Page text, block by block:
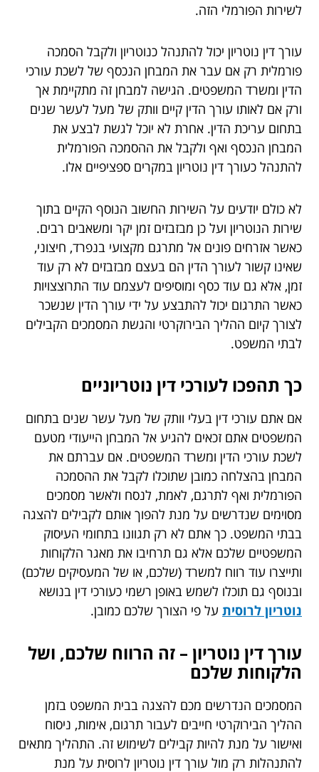
לשירות הפורמלי הזה.
עורך דין נוטריון יכול להתנהל כנוטריון ולקבל הסמכה
פורמלית רק אם עבר את המבחן הנכסף של לשכת עורכי
הדין ומשרד המשפטים. הגישה למבחן זה מתקיימת אך
ורק אם לאותו עורך הדין קיים וותק של מעל לעשר שנים
בתחום עריכת הדין. אחרת לא יוכל לגשת לבצע את
המבחן הנכסף ואף ולקבל את ההסמכה הפורמלית
להתנהל כעורך דין נוטריון במקרים ספציפיים אלו.
לא כולם יודעים על השירות החשוב הנוסף הקיים בתוך
שירות הנוטריון ועל כן מבזבזים זמן יקר ומשאבים רבים.
כאשר אזרחים פונים אל מתרגם מקצועי בנפרד, חיצוני,
שאינו קשור לעורך הדין הם בעצם מבזבזים לא רק עוד
זמן, אלא גם עוד כסף ומוסיפים לעצמם עוד התרוצצויות
כאשר התרגום יכול להתבצע על ידי עורך הדין שנשכר
לצורך קיום ההליך הבירוקרטי והגשת המסמכים הקבילים
לבתי המשפט.
כך תהפכו לעורכי דין נוטריוניים
אם אתם עורכי דין בעלי וותק של מעל עשר שנים בתחום
המשפטים אתם זכאים להגיע אל המבחן הייעודי מטעם
לשכת עורכי הדין ומשרד המשפטים. אם עברתם את
המבחן בהצלחה כמובן שתוכלו לקבל את ההסמכה
הפורמלית ואף לתרגם, לאמת, לנסח ולאשר מסמכים
מסוימים שנדרשים על מנת להפוך אותם לקבילים להצגה
בבתי המשפט. כך אתם לא רק תגוונו בתחומי העיסוק
המשפטיים שלכם אלא גם תרחיבו את מאגר הלקוחות
ותייצרו עוד רווח למשרד (שלכם, או של המעסיקים שלכם)
ובנוסף גם תוכלו לשמש באופן רשמי כעורכי דין בנושא
נוטריון לרוסית על פי הצורך שלכם כמובן.
עורך דין נוטריון – זה הרווח שלכם, ושל
הלקוחות שלכם
המסמכים הנדרשים מכם להצגה בבית המשפט בזמן
ההליך הבירוקרטי חייבים לעבור תרגום, אימות, ניסוח
ואישור על מנת להיות קבילים לשימוש זה. התהליך מתאים
להתנהלות רק מול עורך דין נוטריון לרוסית על מנת